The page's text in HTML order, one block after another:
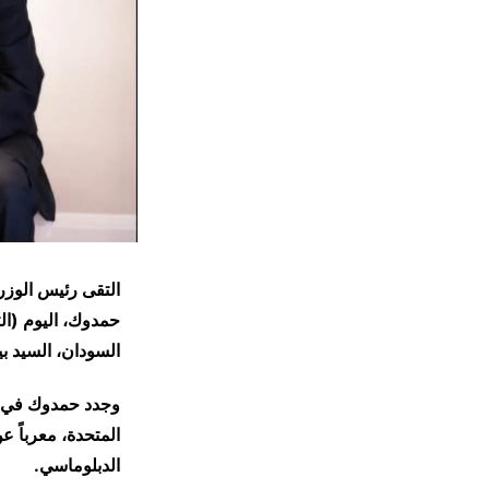
التقى رئيس
حمدوك، اليوم
السودان، السيد
وجدد حمدوك في
المتحدة، معرباً
الدبلوماسي.